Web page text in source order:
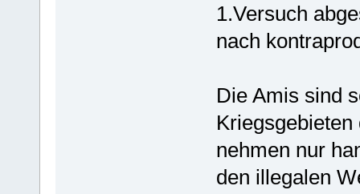
1.Versuch
nach
Die Amis sind
nehmen nur
den illegalen